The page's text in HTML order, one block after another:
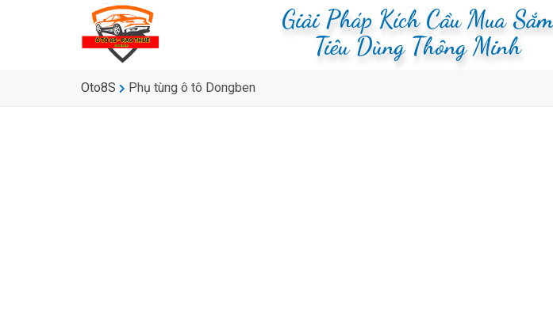
Giải Pháp Kích Cầu Mua Sắm
Tiêu Dùng Thông Minh
Oto8S Phụ tùng ô tô Dongben